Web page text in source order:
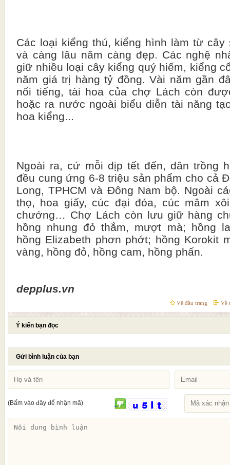
Các loại kiểng thú, kiểng hình làm từ
và càng lâu năm càng đẹp. Các nghệ
giữ nhiều loại cây kiểng quý hiếm, kiểng
năm giá trị hàng tỷ đồng. Vài năm gần
nổi tiếng, tài hoa của chợ Lách còn
hoặc ra nước ngoài biểu diễn tài năng
hoa kiểng...
Ngoài ra, cứ mỗi dịp tết đến, dân trồng
đều cung ứng 6-8 triệu sản phẩm cho cả
Long, TPHCM và Đông Nam bộ. Ngoài
thọ, hoa giấy, cúc đại đóa, cúc mâm
chướng… Chợ Lách còn lưu giữ hàng
hồng nhung đỏ thắm, mượt mà; hồng
hồng Elizabeth phơn phớt; hồng Korokit
vàng, hồng đỏ, hồng cam, hồng phấn.
depplus.vn
Về đầu trang Về
Ý kiến bạn đọc
Gửi bình luận của bạn
(Bấm vào đây để nhận mã)